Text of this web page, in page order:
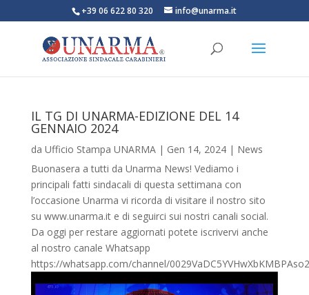
+39 06 622 80 320 info@unarma.it
IL TG DI UNARMA-EDIZIONE DEL 14
GENNAIO 2024
da Ufficio Stampa UNARMA| Gen 14, 2024| News
Buonasera a tutti da Unarma News! Vediamo i
principali fatti sindacali di questa settimana con
l’occasione Unarma vi ricorda di visitare il nostro sito
su www.unarma.it e di seguirci sui nostri canali social.
Da oggi per restare aggiornati potete iscrivervi anche
al nostro canale Whatsapp
https://whatsapp.com/channel/